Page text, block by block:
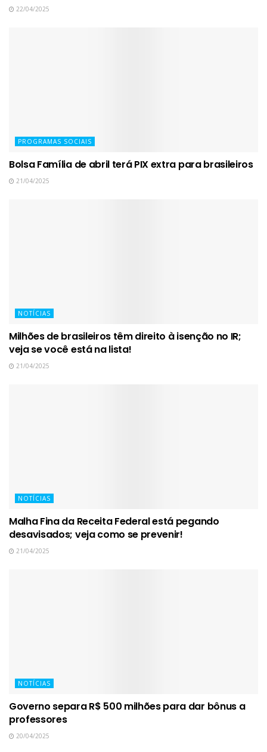
22/04/2025
PROGRAMAS SOCIAIS
Bolsa Família de abril terá PIX extra para brasileiros
21/04/2025
NOTÍCIAS
Milhões de brasileiros têm direito à isenção no IR;
veja se você está na lista!
21/04/2025
NOTÍCIAS
Malha Fina da Receita Federal está pegando
desavisados; veja como se prevenir!
21/04/2025
NOTÍCIAS
Governo separa R$ 500 milhões para dar bônus a
professores
20/04/2025